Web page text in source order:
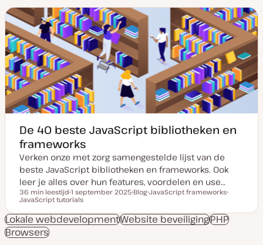
u
m
v
a
n
u
p
d
a
t
e
t
t
y
p
e
De 40 beste JavaScript bibliotheken en
frameworks
Verken onze met zorg samengestelde lijst van de
beste JavaScript bibliotheken en frameworks. Ook
leer je alles over hun features, voordelen en use…
Leestijd
36 min leestijd
D
t
u
1 september 2025
s
t
Blog
d
e
JavaScript frameworks
d
e
JavaScript tutorials
Lokale webdevelopmentWebsite beveiligingPHP
Browsers